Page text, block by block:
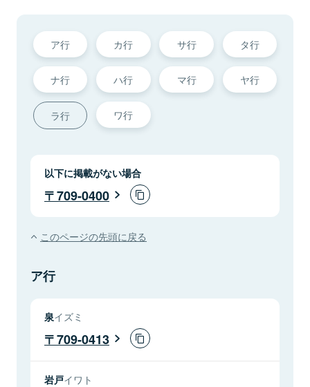
ア行 カ行 サ行 タ行
ナ行 ハ行 マ行 ヤ行
ラ行 ワ行
以下に掲載がない場合
709-0400
このページの先頭に戻る
ア行
泉イズミ
709-0413
岩戸イワト